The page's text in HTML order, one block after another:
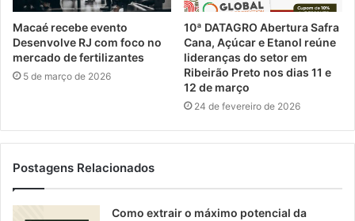
Macaé recebe evento
Desenvolve RJ com foco no
mercado de fertilizantes
5 de março de 2026
10ª DATAGRO Abertura Safra
Cana, Açúcar e Etanol reúne
lideranças do setor em
Ribeirão Preto nos dias 11 e
12 de março
24 de fevereiro de 2026
Postagens Relacionados
Como extrair o máximo potencial da